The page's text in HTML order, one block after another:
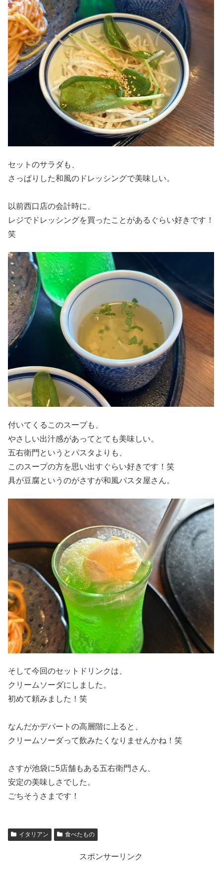
セットのサラダも、
さっぱりした和風のドレッシングで美味しい。
以前西口店の会計時に、
レジでドレッシングを買ったことがあるぐらい好きです！
笑
付いてくるこのスープも、
やさしい出汁感があってとても美味しい。
五右衛門というとパスタよりも、
このスープの方を思い出すぐらい好きです！笑
具が豆腐というのがさすが和風パスタ屋さん。
そして今回のセットドリンクは、
クリームソーダにしました。
初めて頼みました！笑
なんだかデパートの高層階に上ると、
クリームソーダって飲みたくなりませんかね！笑
さすが池袋に5店舗もある五右衛門さん、
安定の美味しさでした。
ごちそうさまです！
イタリアン 食べたもの
スポンサーリンク